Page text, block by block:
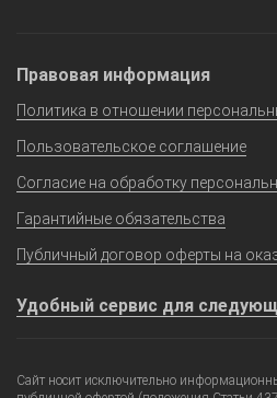
Правовая информация
Политика в отношении
Пользовательское соглашение
Согласие на обработку
Гарантийные обязательства
Публичный договор оферты на
Удобный сервис для
Сайт носит исключительно